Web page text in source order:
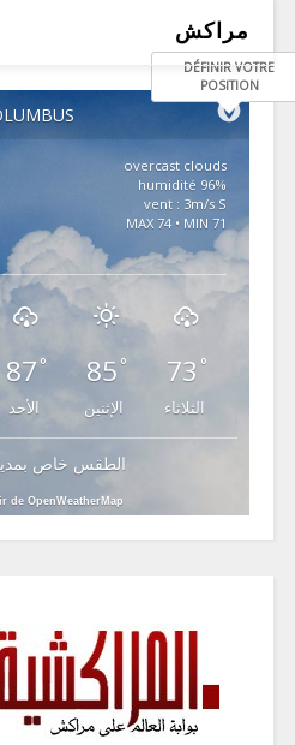
مراكش
DÉFINIR VOTRE
POSITION
overcast clouds
96% humidité
vent : 3m/s S
MAX 74 • MIN 71
87°
الأحد
85 °
الإثنين
73 °
الثلاثاء
الطقس خاص
de OpenWeatherMap